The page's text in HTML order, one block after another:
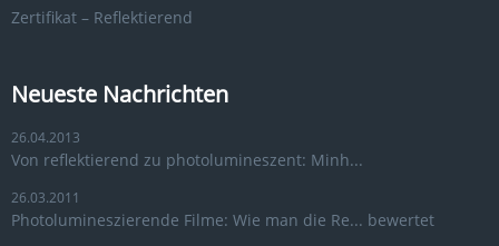
Zertifikat – Reflektierend
Neueste Nachrichten
26.04.2013
Von reflektierend zu photolumineszent: Minh...
26.03.2011
Photolumineszierende Filme: Wie man die Re... bewertet